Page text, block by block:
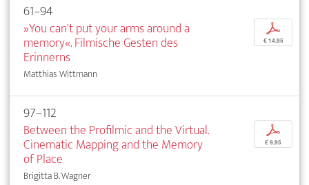
61–94
»You can't put your arms around a
memory«. Filmische Gesten des
Erinnerns
Matthias Wittmann
p
€ 14,95
97–112
Between the Profilmic and the Virtual.
Cinematic Mapping and the Memory
of Place
Brigitta B. Wagner
p
€ 9,95